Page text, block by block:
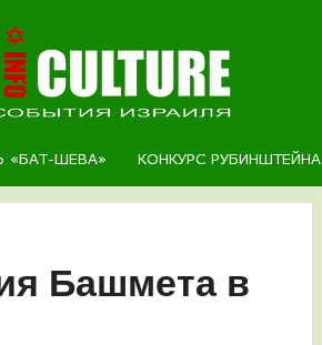
«БАТ-ШЕВА» КОНКУРС РУБИНШТЕЙНА
Башмета в